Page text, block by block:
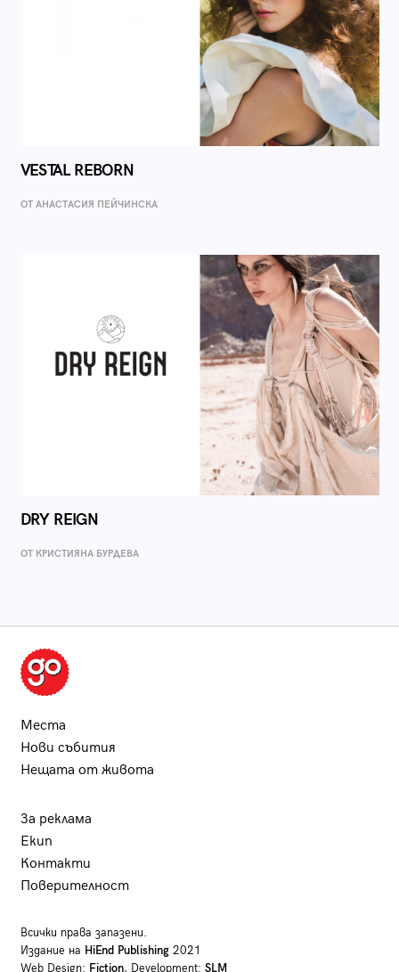
VESTAL REBORN
ОТ AНАСТАСИЯ ПЕЙЧИНСКА
DRY REIGN
ОТ КРИСТИЯНА БУРДЕВА
Места
Нови събития
Нещата от живота
За реклама
Екип
Контакти
Поверителност
Всички права запазени.
Издание на HiEnd Publishing2021
Web Design: Fiction, Development: SLM